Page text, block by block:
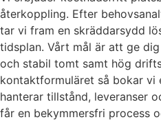
återkoppling. Efter
tar vi fram en skräddarsydd
tidsplan. Vårt mål är att ge
och stabil tomt samt hög
kontaktformuläret så bokar vi
hanterar tillstånd, leveranser
får en bekymmersfri process